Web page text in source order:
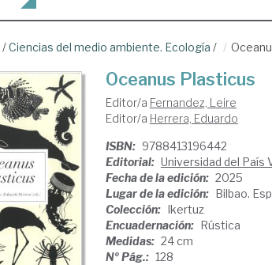
/Ciencias del medio ambiente. Ecología /
Oceanus Plasticus
Editor/a Fernandez, Leire
Editor/a Herrera, Eduardo
ISBN: 9788413196442
Editorial: Universidad del País
Fecha de la edición: 2025
Lugar de la edición: Bilbao.
Colección: Ikertuz
Encuadernación: Rústica
Medidas: 24 cm
Nº Pág.: 128